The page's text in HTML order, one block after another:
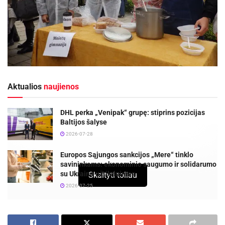
Aktualios naujienos
DHL perka „Venipak“ grupę: stiprins pozicijas
Baltijos šalyse
2026-07-28
Europos Sąjungos sankcijos „Mere“ tinklo
savininkams: ekonominio saugumo ir solidarumo
su Ukraina užtikrinimas
2026-07-25
AKCIJA SAVANORIŲ SRIUBA
Skaityti toliau